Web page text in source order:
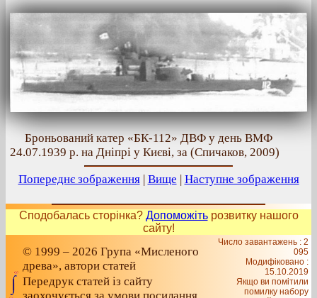
Броньований катер «БК-112» ДВФ у день ВМФ
24.07.1939 р. на Дніпрі у Києві, за (Спичаков, 2009)
Попереднє зображення| Вище Наступне зображення
Сподобалась сторінка? Допоможітьрозвитку нашого
сайту!
© 1999 – 2026 Група «Мисленого
древа», автори статей
Передрук статей із сайту
Число завантажень : 2
095
Модифіковано :
15.10.2019
Якщо ви помітили
помилку набору